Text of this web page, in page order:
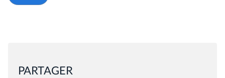
PARTAGER